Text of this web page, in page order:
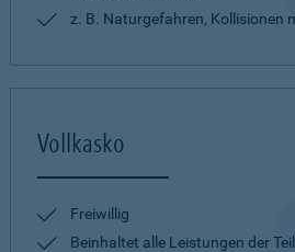
z. B. Naturgefahren, Kollisionen
Vollkasko
Freiwillig
Beinhaltet alle Leistungen der